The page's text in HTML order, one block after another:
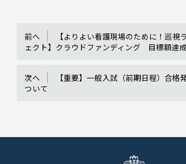
前へ
【よりよい看護現場のために！巡視
ェクト】クラウドファンディング 目標額達成
次へ
【重要】一般入試（前期日程）合格
ついて